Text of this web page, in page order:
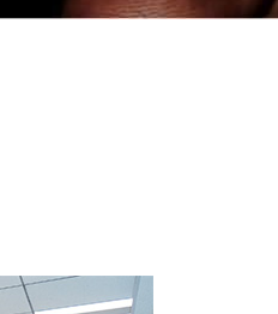
サステナビリティ
キッチン用品
CHIKIRICAMP